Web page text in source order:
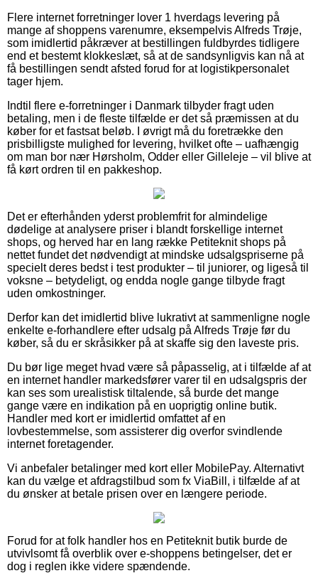
Flere internet forretninger lover 1 hverdags levering på
mange af shoppens varenumre, eksempelvis Alfreds Trøje,
som imidlertid påkræver at bestillingen fuldbyrdes tidligere
end et bestemt klokkeslæt, så at de sandsynligvis kan nå at
få bestillingen sendt afsted forud for at logistikpersonalet
tager hjem.
Indtil flere e-forretninger i Danmark tilbyder fragt uden
betaling, men i de fleste tilfælde er det så præmissen at du
køber for et fastsat beløb. I øvrigt må du foretrække den
prisbilligste mulighed for levering, hvilket ofte – uafhængig
om man bor nær Hørsholm, Odder eller Gilleleje – vil blive at
få kørt ordren til en pakkeshop.
Det er efterhånden yderst problemfrit for almindelige
dødelige at analysere priser i blandt forskellige internet
shops, og herved har en lang række Petiteknit shops på
nettet fundet det nødvendigt at mindske udsalgspriserne på
specielt deres bedst i test produkter – til juniorer, og ligeså til
voksne – betydeligt, og endda nogle gange tilbyde fragt
uden omkostninger.
Derfor kan det imidlertid blive lukrativt at sammenligne nogle
enkelte e-forhandlere efter udsalg på Alfreds Trøje før du
køber, så du er skråsikker på at skaffe sig den laveste pris.
Du bør lige meget hvad være så påpasselig, at i tilfælde af at
en internet handler markedsfører varer til en udsalgspris der
kan ses som urealistisk tiltalende, så burde det mange
gange være en indikation på en uoprigtig online butik.
Handler med kort er imidlertid omfattet af en
lovbestemmelse, som assisterer dig overfor svindlende
internet foretagender.
Vi anbefaler betalinger med kort eller MobilePay. Alternativt
kan du vælge et afdragstilbud som fx ViaBill, i tilfælde af at
du ønsker at betale prisen over en længere periode.
Forud for at folk handler hos en Petiteknit butik burde de
utvivlsomt få overblik over e-shoppens betingelser, det er
dog i reglen ikke videre spændende.